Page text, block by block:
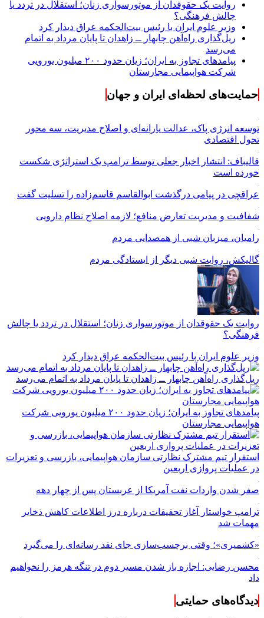
روایت یک حقوقدان از موتورسواری زنان؛ استقلال در تردد یا
چالش فرهنگی؟
وزیر علوم ایران با رئیس بیت‌الحکمه عراق دیدار کرد
ریل‌گذاری راه‌آهن چابهار ــ زاهدان تا پایان مرداد به اتمام
می‌رسد
پیامدهای تجاوز به ایران؛ زیان حدود ۲۰۰ میلیون یورویی
شرکت هواپیمایی مجارستان
حمایت‌های لحظه‌ای ایران و جهان
توسعه انرژی پاک، عدالت یارانه‌ای و اصلاح مدیریت، سه محور
تحول اقتصادی
قالیباف: انتشار اخبار جعلی توسط ترامپ یک استراتژی شکست
خورده است
عراقچی در پیامی درگذشت ابوالقاسم قاسم‌زاده را تسلیت گفت
شفافیت و مدیریت تعارض منافع؛ لازمه اصلاح نظام دارویی
رامیان، میزبان شبی از همصدایی مردم
گالیکش، روایت شبی دیگر از ایستادگی مردم
روایت یک حقوقدان از موتورسواری زنان؛ استقلال در تردد یا چالش
فرهنگی؟
وزیر علوم ایران با رئیس بیت‌الحکمه عراق دیدار کرد
ریل‌گذاری راه‌آهن چابهار ــ زاهدان تا پایان مرداد به اتمام می‌رسد
پیامدهای تجاوز به ایران؛ زیان حدود ۲۰۰ میلیون یورویی شرکت
هواپیمایی مجارستان
استقرار تیم مشترک نظارتی سازمان هواپیمایی، بازرسی و تعزیرات
در عملیات پروازی اربعین
صفر شدن واردات نفت آمریکا از عربستان پس از چهار دهه
ترامپ خواستار آغاز تحقیقات درباره درز اطلاعات کاهش ذخایر
مهمات شد
«کشمیری»؛ وقتی برچسب‌سازی جای نقد رسانه‌ای را می‌گیرد
محسن رضایی: اجازه باز شدن مسیر دوم در تنگه هرمز را نخواهیم
داد
دیدگاه‌های حمایتی